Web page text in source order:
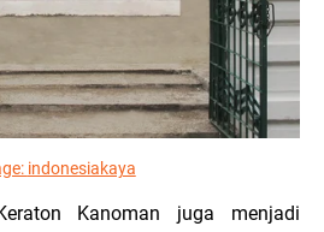
indonesiakaya
Kanoman juga menjadi